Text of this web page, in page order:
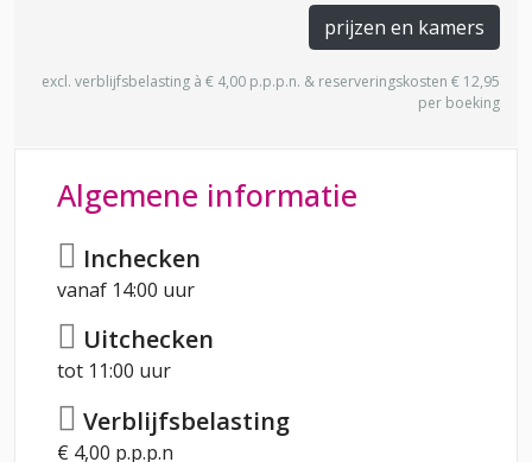
prijzen en kamers
excl. verblijfsbelasting à € 4,00 p.p.p.n. & reserveringskosten € 12,95
per boeking
Algemene informatie
Inchecken
vanaf 14:00 uur
Uitchecken
tot 11:00 uur
Verblijfsbelasting
€ 4,00 p.p.p.n